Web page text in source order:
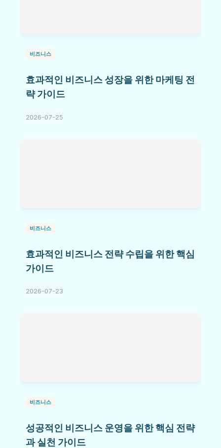
비즈니스
효과적인 비즈니스 성장을 위한 마케팅 전
략 가이드
2026-07-25
비즈니스
효과적인 비즈니스 전략 수립을 위한 핵심
가이드
2026-07-23
비즈니스
성공적인 비즈니스 운영을 위한 핵심 전략
과 실천 가이드